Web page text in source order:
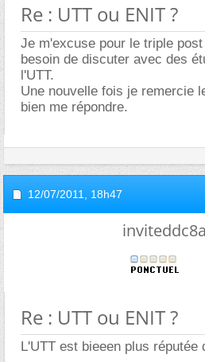
Re : UTT ou ENIT ?
Je m'excuse pour le triple
besoin de discuter avec des
l'UTT.
Une nouvelle fois je remercie
bien me répondre.
12/07/2011, 18h47
Re : UTT ou ENIT ?
L'UTT est bieeen plus réputée